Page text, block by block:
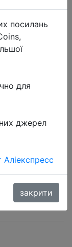
посилань
для
джерел
Аліекспресс
закрити